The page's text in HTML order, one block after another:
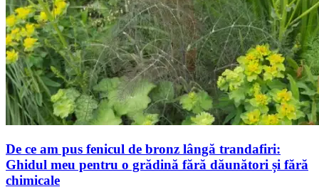
De ce am pus fenicul de bronz lângă trandafiri:
Ghidul meu pentru o grădină fără dăunători și fără
chimicale